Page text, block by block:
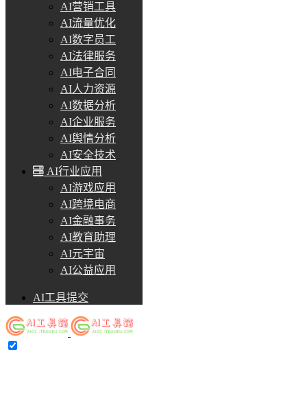
AI营销工具
AI流量优化
AI数字员工
AI法律服务
AI电子合同
AI人力资源
AI数据分析
AI企业服务
AI舆情分析
AI安全技术
AI行业应用
AI游戏应用
AI跨境电商
AI金融事务
AI教育助理
AI元宇宙
AI公益应用
AI工具提交